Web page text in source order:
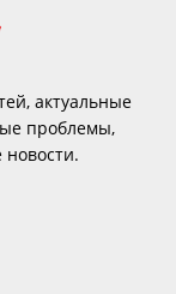
актуальные
проблемы,